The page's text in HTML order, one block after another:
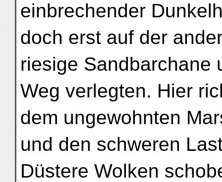
einbrechender
doch erst auf der
riesige Sandbarchane
Weg verlegten. Hier
dem ungewohnten
und den schweren
Düstere Wolken